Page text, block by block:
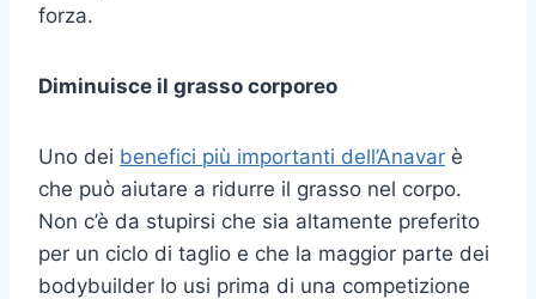
forza.
Diminuisce il grasso corporeo
Uno dei benefici più importanti dell’Anavar è
che può aiutare a ridurre il grasso nel corpo.
Non c’è da stupirsi che sia altamente preferito
per un ciclo di taglio e che la maggior parte dei
bodybuilder lo usi prima di una competizione